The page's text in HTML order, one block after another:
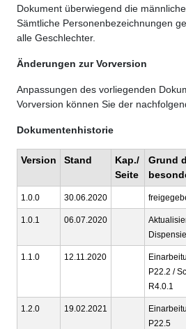
Dokument überwiegend die
Sämtliche Personenbezeichnungen
alle Geschlechter.
Änderungen zur Vorversion
Anpassungen des vorliegenden
Vorversion können Sie der
Dokumentenhistorie
Version Stand
Kap./
Seite
Grund
1.0.0 30.06.2020
1.0.1 06.07.2020
1.1.0 12.11.2020
P22.2 /
R4.0.1
1.2.0 19.02.2021
P22.5